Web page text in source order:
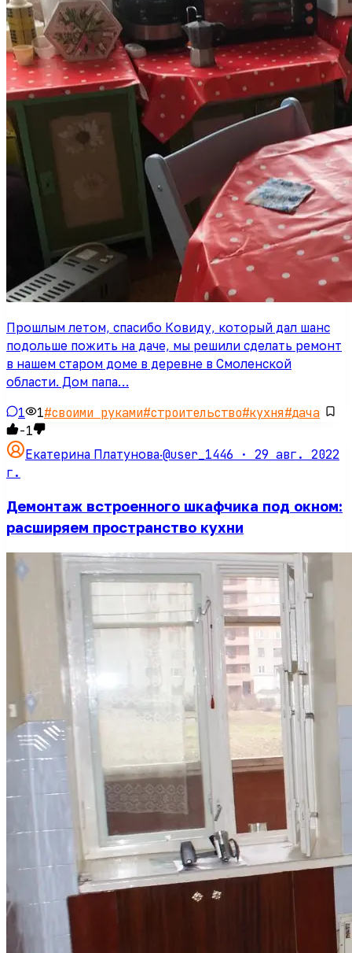
Прошлым летом, спасибо Ковиду, который дал шанс
подольше пожить на даче, мы решили сделать ремонт
в нашем старом доме в деревне в Смоленской
области. Дом папа…
1 1#своими руками#строительство#кухня#дача
-1
Екатерина Платунова·@user_1446 · 29 авг. 2022
г.
Демонтаж встроенного шкафчика под окном:
расширяем пространство кухни